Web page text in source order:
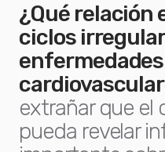
¿Qué relación
ciclos
enfermedades
extrañar que el
pueda revelar